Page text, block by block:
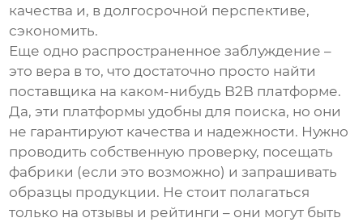
качества и, в долгосрочной перспективе,
сэкономить.
Еще одно распространенное заблуждение –
это вера в то, что достаточно просто найти
поставщика на каком-нибудь B2B платформе.
Да, эти платформы удобны для поиска, но они
не гарантируют качества и надежности. Нужно
проводить собственную проверку, посещать
фабрики (если это возможно) и запрашивать
образцы продукции. Не стоит полагаться
только на отзывы и рейтинги – они могут быть